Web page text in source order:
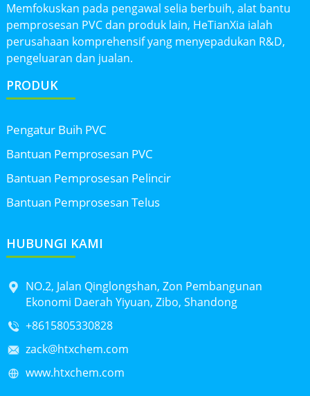
Memfokuskan pada pengawal selia berbuih, alat bantu
pemprosesan PVC dan produk lain, HeTianXia ialah
perusahaan komprehensif yang menyepadukan R&D,
pengeluaran dan jualan.
PRODUK
Pengatur Buih PVC
Bantuan Pemprosesan PVC
Bantuan Pemprosesan Pelincir
Bantuan Pemprosesan Telus
HUBUNGI KAMI
NO.2, Jalan Qinglongshan, Zon Pembangunan
Ekonomi Daerah Yiyuan, Zibo, Shandong
+8615805330828
zack@htxchem.com
www.htxchem.com